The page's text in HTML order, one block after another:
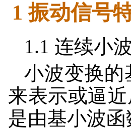
1 振动信号
1.1 连续小
小波变换的
来表示或逼
是由基小波